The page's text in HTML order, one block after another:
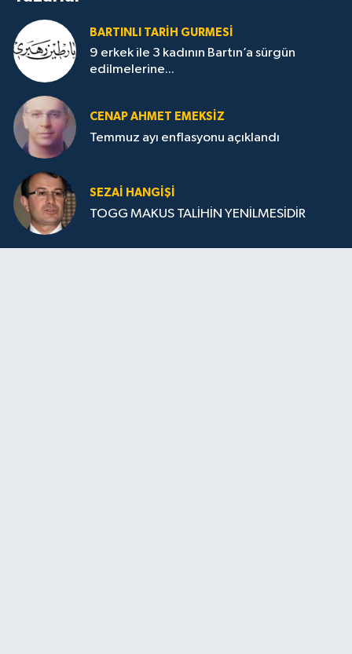
BARTINLI TARIH GURMESI
9 erkek ile 3 kadının Bartın’a sürgün
edilmelerine...
CENAP AHMET EMEKSİZ
Temmuz ayı enflasyonu açıklandı
SEZAI HANGİŞİ
TOGG MAKUS TALİHİN YENİLMESİDİR